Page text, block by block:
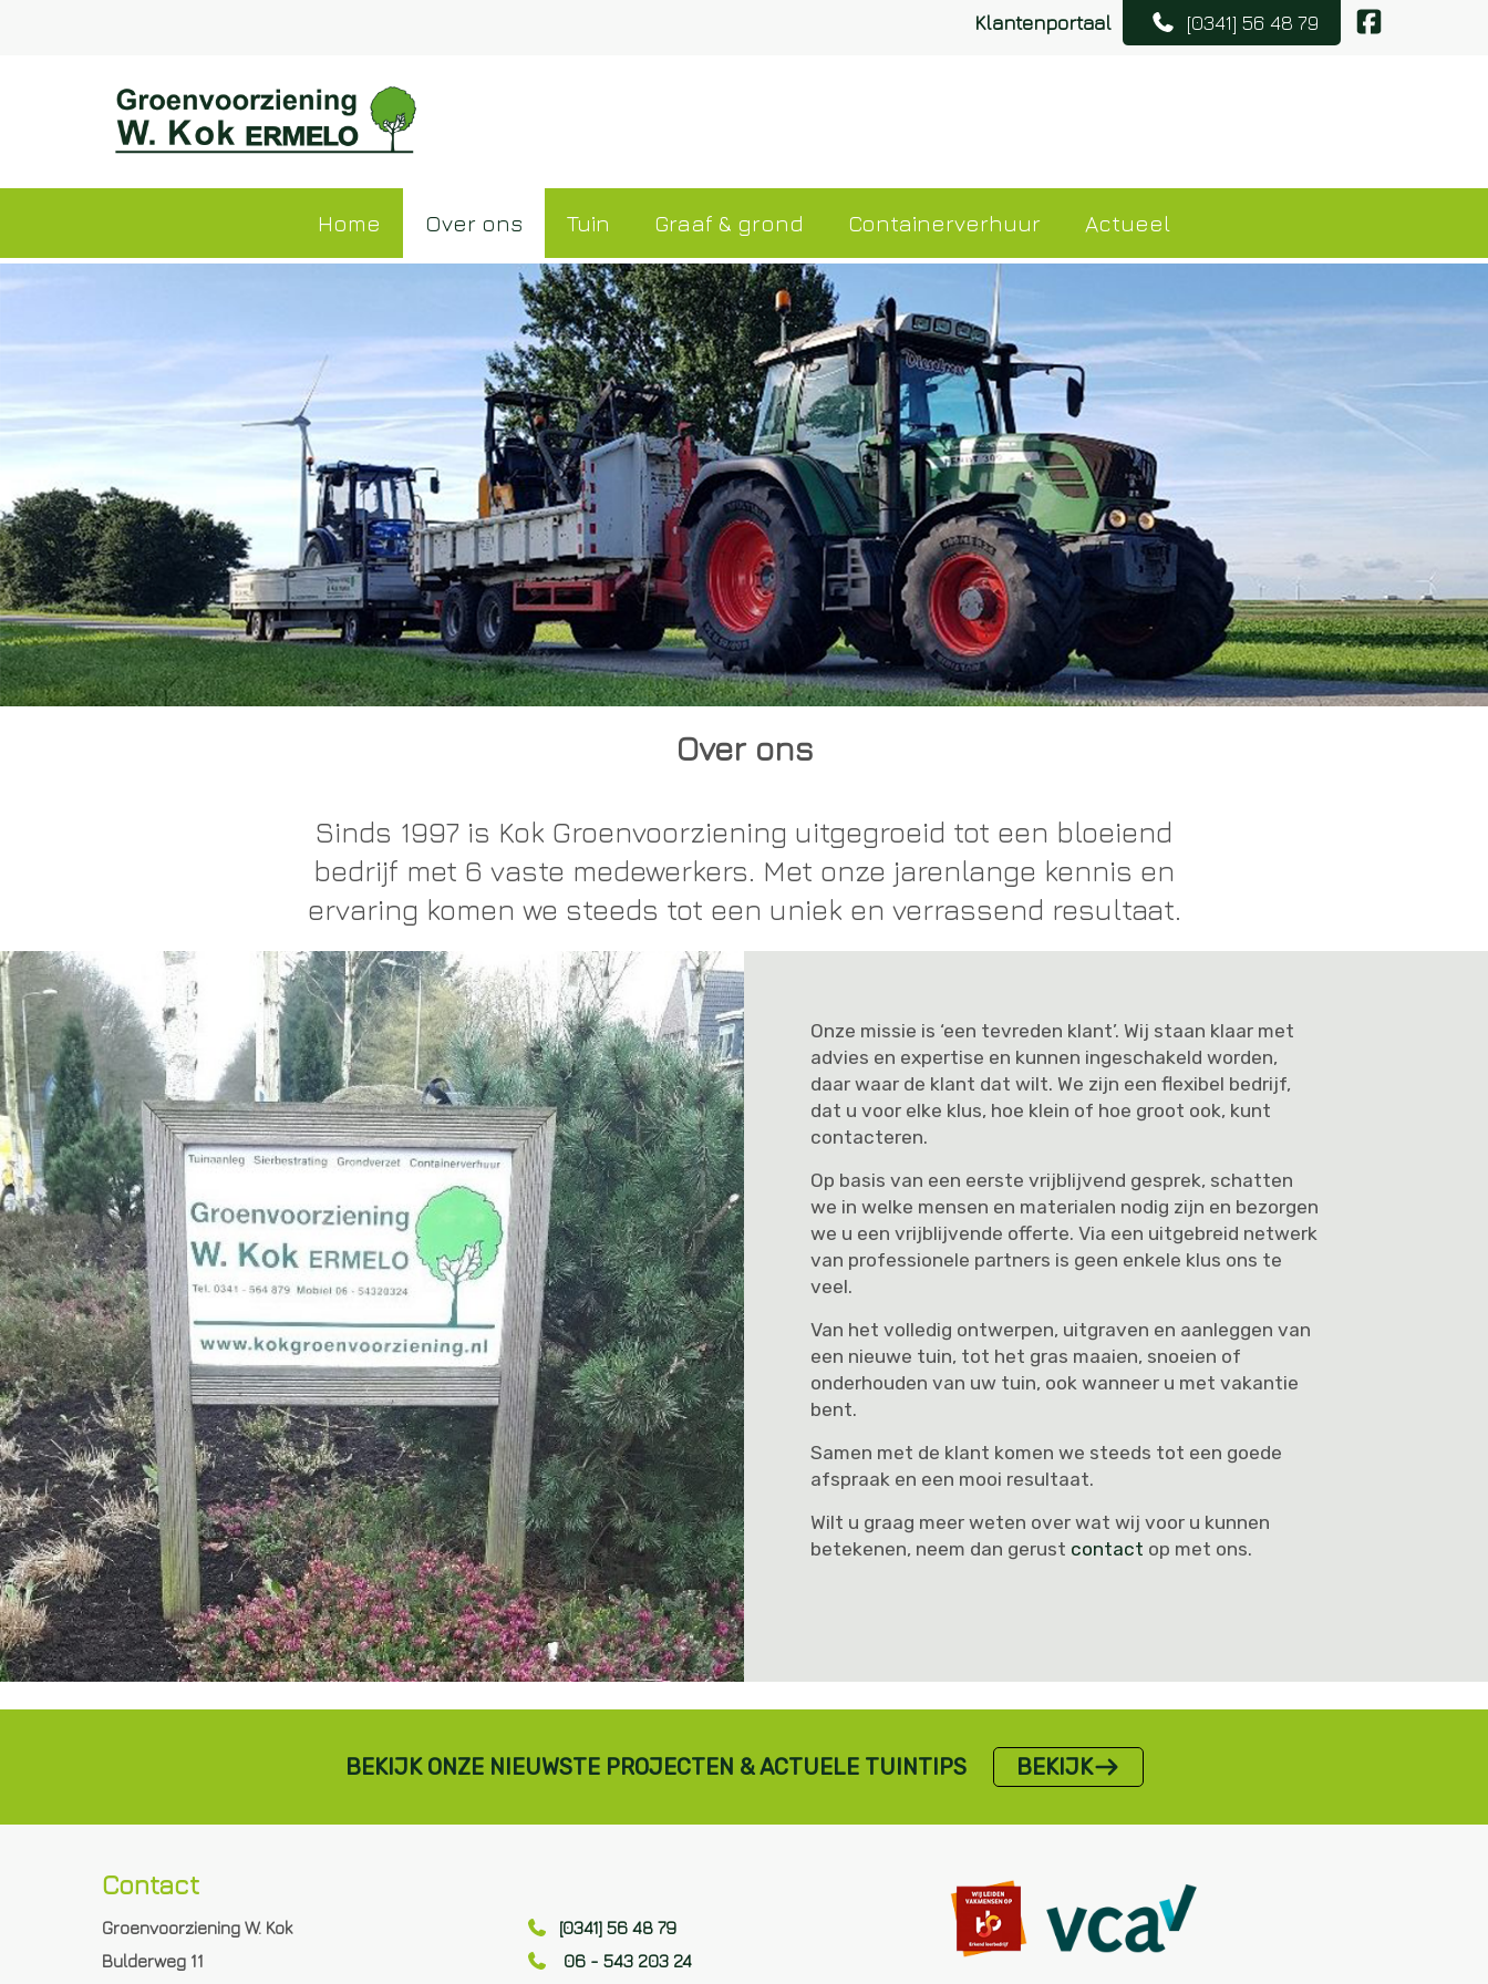
Klantenportaal [0341] 56 48 79
Home Over ons Tuin Graaf & grond Containerverhuur Actueel
Over ons
Sinds 1997 is Kok Groenvoorziening uitgegroeid tot een bloeiend
bedrijf met 6 vaste medewerkers. Met onze jarenlange kennis en
ervaring komen we steeds tot een uniek en verrassend resultaat.
Onze missie is ‘een tevreden klant’. Wij staan klaar met
advies en expertise en kunnen ingeschakeld worden,
daar waar de klant dat wilt. We zijn een flexibel bedrijf,
dat u voor elke klus, hoe klein of hoe groot ook, kunt
contacteren.
Op basis van een eerste vrijblijvend gesprek, schatten
we in welke mensen en materialen nodig zijn en bezorgen
we u een vrijblijvende offerte. Via een uitgebreid netwerk
van professionele partners is geen enkele klus ons te
veel.
Van het volledig ontwerpen, uitgraven en aanleggen van
een nieuwe tuin, tot het gras maaien, snoeien of
onderhouden van uw tuin, ook wanneer u met vakantie
bent.
Samen met de klant komen we steeds tot een goede
afspraak en een mooi resultaat.
Wilt u graag meer weten over wat wij voor u kunnen
betekenen, neem dan gerust contact op met ons.
BEKIJK ONZE NIEUWSTE PROJECTEN & ACTUELE TUINTIPS BEKIJK
Contact
Groenvoorziening W. Kok
Bulderweg 11
[0341] 56 48 79
06 - 543 203 24